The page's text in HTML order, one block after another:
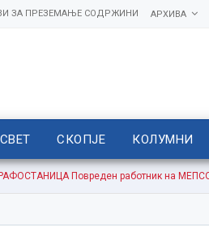
АРХИВА
ЗА ПРЕЗЕМАЊЕ СОДРЖИНИ
СВЕТ СКОПЈЕ КОЛУМНИ
Повреден работник на